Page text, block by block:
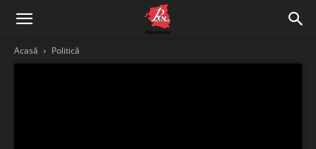
Acasă Politică